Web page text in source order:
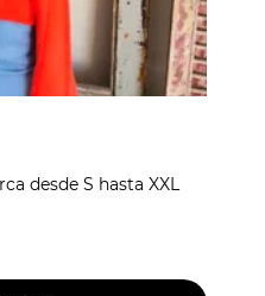
desde S hasta XXL